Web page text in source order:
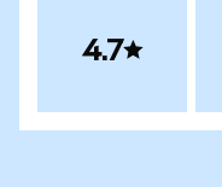
4.7